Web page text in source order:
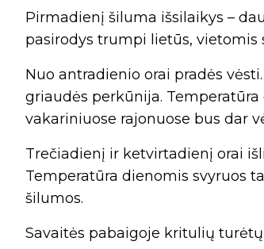
Pirmadienį šiluma išsilaikys –
pasirodys trumpi lietūs, vietomis
Nuo antradienio orai pradės
griaudės perkūnija. Temperatūra
vakariniuose rajonuose bus dar
Trečiadienį ir ketvirtadienį orai
Temperatūra dienomis svyruos
šilumos.
Savaitės pabaigoje kritulių